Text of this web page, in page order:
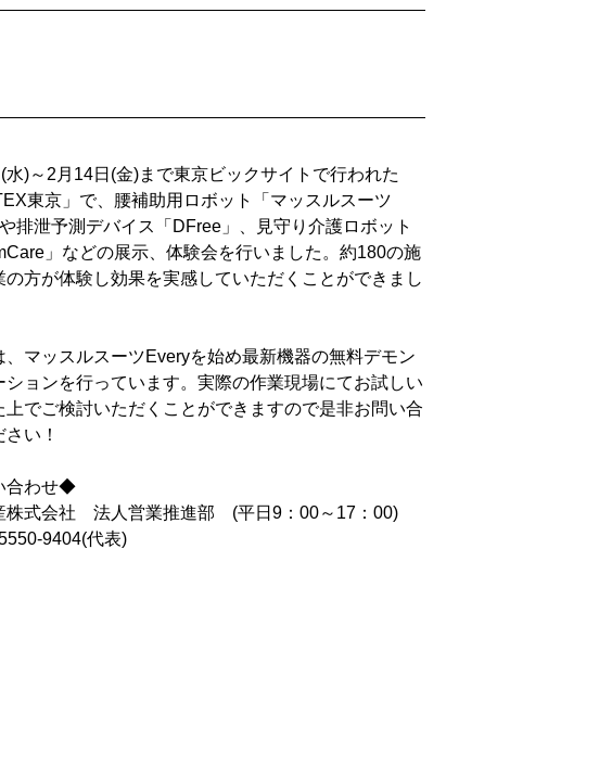
水)～2月14日(金)まで東京ビックサイトで行われた
東京」で、腰補助用ロボット「マッスルスーツ
排泄予測デバイス「DFree」、見守り介護ロボット
」などの展示、体験会を行いました。約180の施
の方が体験し効果を実感していただくことができまし
、マッスルスーツEveryを始め最新機器の無料デモン
ションを行っています。実際の作業現場にてお試しい
上でご検討いただくことができますので是非お問い合
い！
合わせ◆
株式会社 法人営業推進部 (平日9：00～17：00)
9404(代表)